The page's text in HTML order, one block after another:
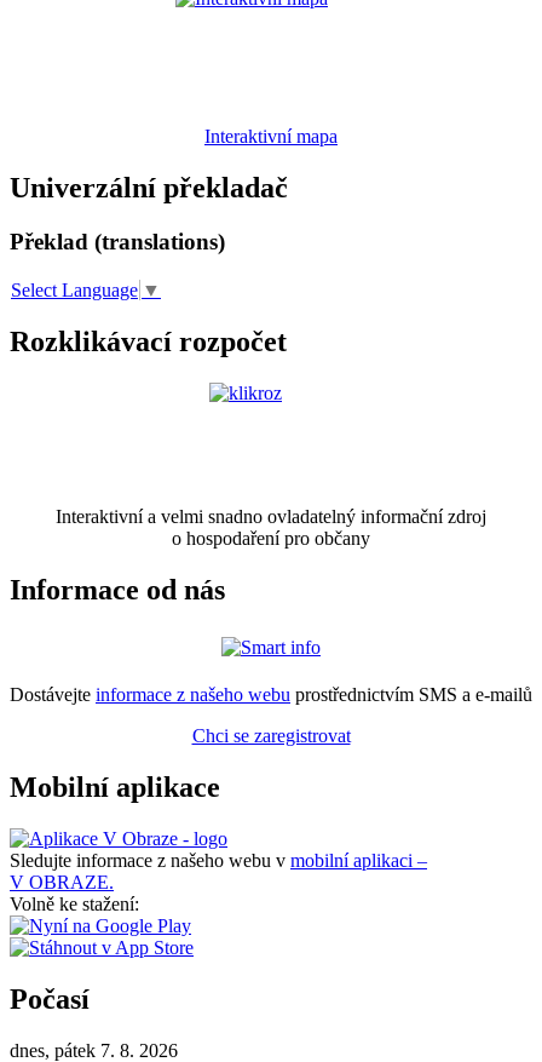
Interaktivní mapa
Univerzální překladač
Překlad (translations)
Select Language ▼
Rozklikávací rozpočet
Interaktivní a velmi snadno ovladatelný informační zdroj
o hospodaření pro občany
Informace od nás
Dostávejte informace z našeho webu prostřednictvím SMS a e-mailů
Chci se zaregistrovat
Mobilní aplikace
Sledujte informace z našeho webu v mobilní aplikaci –
V OBRAZE.
Volně ke stažení:
Počasí
dnes, pátek 7. 8. 2026